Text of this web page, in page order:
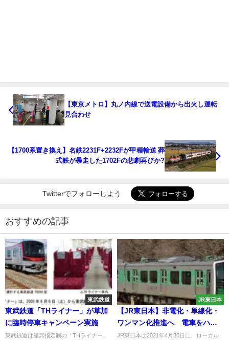
【東京メトロ】丸ノ内線で送電設備から出火し運転
見合わせ
【1700系置き換え】名鉄2231F+2232Fが甲種輸送 葬
式鉄が暴走した1702Fの悲劇再びか?
Twitterでフォローしよう
おすすめの記事
東武鉄道
東武鉄道「THライナー」が草加
に臨時停車キャンペーン実施
東武鉄道は座席指定制の「THライナー」
JR東日本
【JR東日本】非電化・単線化・
ワンマン化推進へ 電車をハイ
ブリッド車・蓄電池車に置き換
JR東日本は2021年4月30日に、ローカル